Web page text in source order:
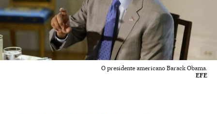
O presidente americano Barack Obama.
EFE